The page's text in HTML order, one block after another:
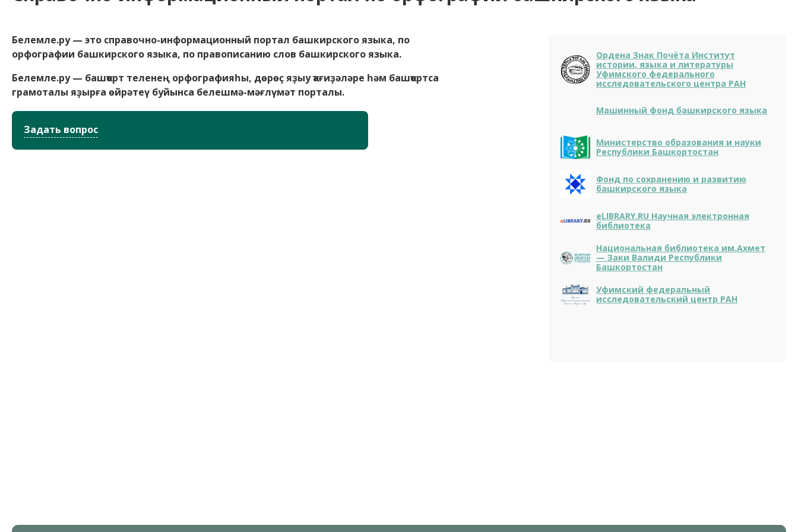
Белемле.ру — это справочно-информационный портал башкирского языка, по
орфографии башкирского языка, по правописанию слов башкирского языка.
Белемле.ру — башҡорт теленең орфографияһы, дөрөҫ яҙыу ҡағиҙәләре һәм башҡортса
грамоталы яҙырға өйрәтеү буйынса белешмә-мәғлүмәт порталы.
Задать вопрос
Ордена Знак Почёта Институт
истории, языка и литературы
Уфимского федерального
исследовательского центра РАН
Машинный фонд башкирского языка
Министерство образования и науки
Республики Башкортостан
Фонд по сохранению и развитию
башкирского языка
eLIBRARY.RU Научная электронная
библиотека
Национальная библиотека им.Ахмет
— Заки Валиди Республики
Башкортостан
Уфимский федеральный
исследовательский центр РАН